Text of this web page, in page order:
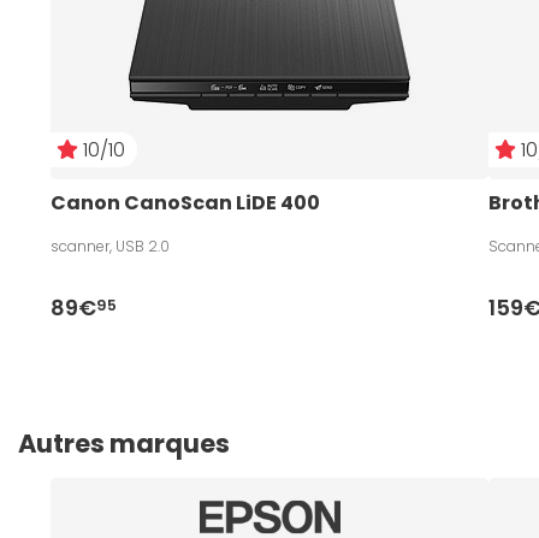
10/10
Canon CanoScan LiDE 400
scanner, USB 2.0
89€95
Autres marques